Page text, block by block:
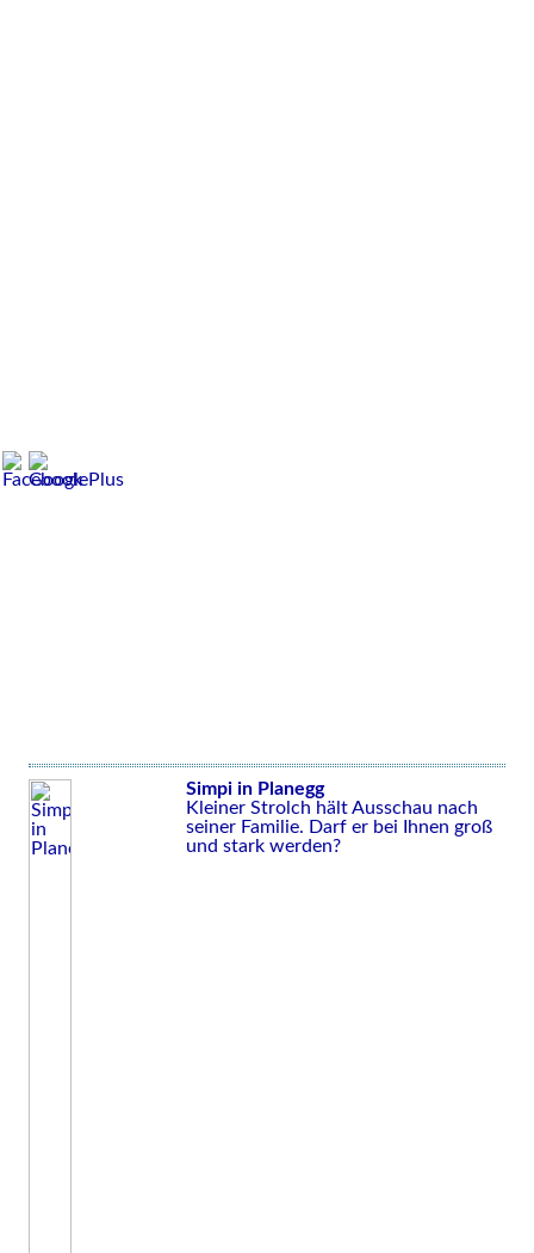
Simpi in Planegg
Kleiner Strolch hält Ausschau nach
seiner Familie. Darf er bei Ihnen groß
und stark werden?